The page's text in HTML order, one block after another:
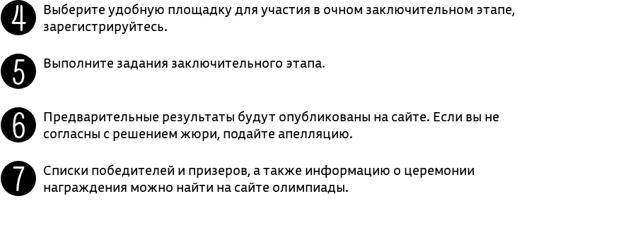
Выберите удобную площадку для участия в очном заключительном этапе,
зарегистрируйтесь.
Выполните задания заключительного этапа.
Предварительные результаты будут опубликованы на сайте. Если вы не
согласны с решением жюри, подайте апелляцию.
Списки победителей и призеров, а также информацию о церемонии
награждения можно найти на сайте олимпиады.